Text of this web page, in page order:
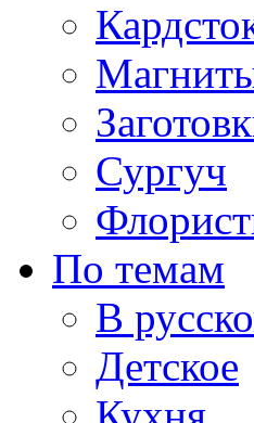
Сургуч
По темам
В
Детское